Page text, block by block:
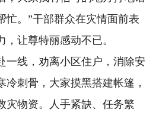
忙。”干部群众在灾情面前表
让尊特丽感动不已。
线，劝离小区住户，消除安
冷刺骨，大家摸黑搭建帐篷，
灾物资。人手紧缺、任务繁